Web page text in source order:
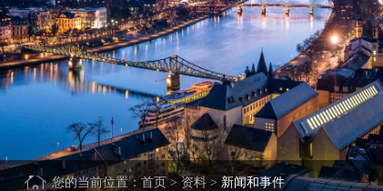
您的当前位置： 首页> 资料> 新闻和事件